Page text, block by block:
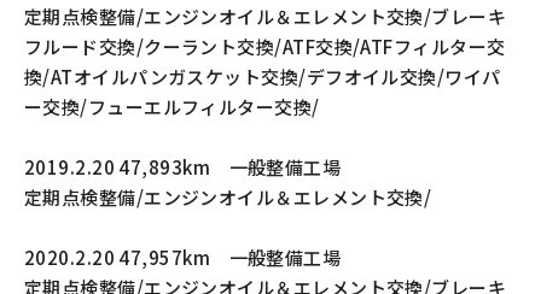
定期点検整備/エンジンオイル＆エレメント交換/ブレーキ
フルード交換/クーラント交換/ATF交換/ATFフィルター交
換/ATオイルパンガスケット交換/デフオイル交換/ワイパ
ー交換/フューエルフィルター交換/
2019.2.20 47,893km 一般整備工場
定期点検整備/エンジンオイル＆エレメント交換/
2020.2.20 47,957km 一般整備工場
定期点検整備/エンジンオイル＆エレメント交換/ブレーキ